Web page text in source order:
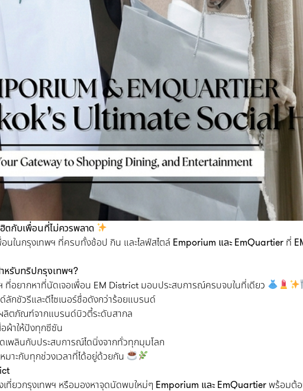
กับเพื่อนที่ไม่ควรพลาด
นในกรุงเทพฯ ที่ครบทั้งช้อป กิน และไลฟ์สไตล์ Emporium และ EmQuartier ที่
หรับทริปกรุงเทพฯ?
ที่อยากหาที่นัดเจอเพื่อน EM District มอบประสบการณ์ครบจบในที่เดียว
กชัวรีและดีไซเนอร์ชื่อดังกว่าร้อยแบรนด์
ตภัณฑ์จากแบรนด์บิวตี้ระดับสากล
ผ้าให้ปังทุกซีซัน
พลินกับประสบการณ์ไดนิ่งจากทั่วทุกมุมโลก
มาะกับทุกช่วงเวลาที่ได้อยู่ด้วยกัน
งเที่ยวกรุงเทพฯ หรือมองหาจุดนัดพบใหม่ๆ Emporium และ EmQuartier พร้อมต้